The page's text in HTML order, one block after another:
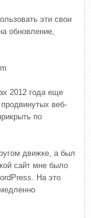
эти свои
обновление,
2012 года еще
веб-
по
движке, а был
сайт мне было
На это